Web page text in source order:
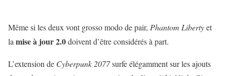
Même si les deux vont grosso modo de pair, Phantom Libertyet
lamise à jour 2.0doivent d’être considérés à part.
L’extension de Cyberpunk 2077surfe élégamment sur les ajouts